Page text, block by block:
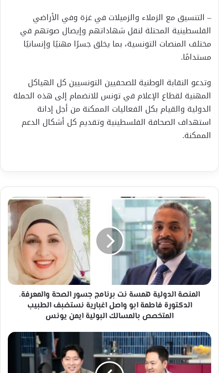
– التنسيق مع الزملاء والزميلات في غزة وفي الأراضي
الفلسطينية المحتلة لنقل شهاداتهم وإيصال صوتهم في
مختلف المنصات التونسية، بما يخلق جسرًا مهنيًا وإنسانيًا
مستدامًا.
وتدعو النقابة الوطنية للصحفيين التونسيين كل الهياكل
المهنية لقطاع الإعلام في تونس للانضمام إلى هذه الحملة
الدولية والقيام بكل الفعاليات الممكنة من أجل إدانة
استهداف الصحافة الفلسطينية وتقديم كل أشكال الدعم
الممكنة.
المنصة
الدولية
همسة
نت
برنامج
جسور
الصحة
والمعرفة.
الدكتورة
فاطمة
نستضبف
الطبيب
المتخصص
بالمسالك
المنصة الدولية همسة نت برنامج جسور الصحة والمعرفة.
الدكتورة فاطمة ابو واصل اغبارية نستضبف الطبيب
المتخصص بالمسالك البولية ايمن يونس
ميزة
"الفتح
التلقائي
للباب"